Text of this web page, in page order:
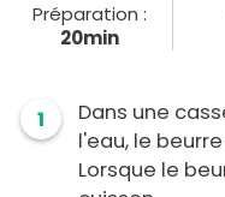
Préparation :
20min
1
Dans une
l'eau, le
Lorsque le